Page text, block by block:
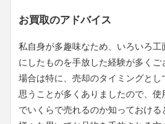
お買取のアドバイス
私自身が多趣味なため、いろいろ
にしたものを手放した経験が多く
場合は特に、売却のタイミングと
思うことが多くありましたので、
でいくらで売れるのか知っておける